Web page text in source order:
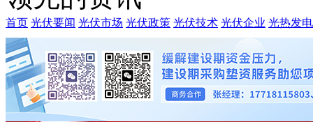
首页 光伏要闻 光伏市场 光伏政策 光伏技术 光伏企业 光热发电